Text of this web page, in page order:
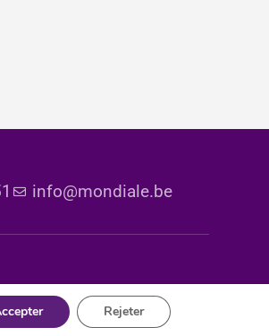
info@mondiale.be
Rejeter